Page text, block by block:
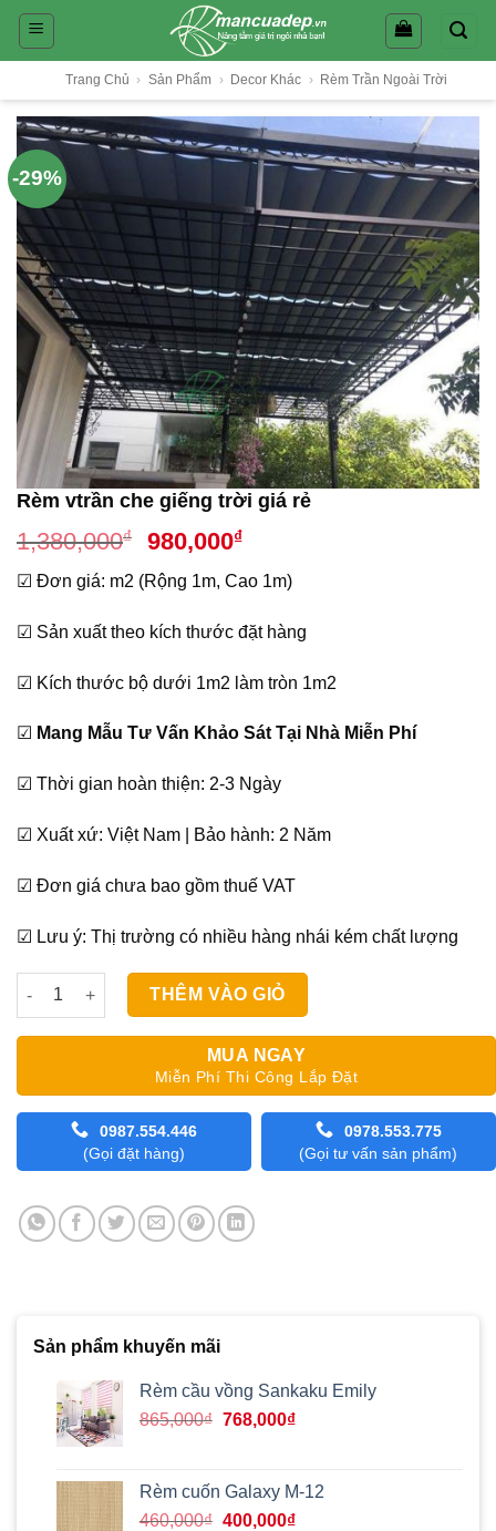
Skip
Trang Chủ › Sản Phẩm › Decor Khác › Rèm Trần Ngoài Trời
-29%
Rèm vtrần che giếng trời giá rẻ
1,380,000₫
Giá
gốc
là:
1,380,000₫.
980,000₫Giá
tại
là:
980,000₫.
☑ Đơn giá: m2 (Rộng 1m, Cao 1m)
☑ Sản xuất theo kích thước đặt hàng
☑ Kích thước bộ dưới 1m2 làm tròn 1m2
☑ Mang Mẫu Tư Vấn Khảo Sát Tại Nhà Miễn Phí
☑ Thời gian hoàn thiện: 2-3 Ngày
☑ Xuất xứ: Việt Nam | Bảo hành: 2 Năm
☑ Đơn giá chưa bao gồm thuế VAT
☑ Lưu ý: Thị trường có nhiều hàng nhái kém chất lượng
Rèm vtrần che giếng trời giá rẻ số lượng
THÊM VÀO GIỎ
MUA NGAY
Miễn Phí Thi Công Lắp Đặt
0987.554.446
(Gọi đặt hàng)
0978.553.775
(Gọi tư vấn sản phẩm)
Sản phẩm khuyến mãi
Rèm cầu vồng Sankaku Emily
865,000₫ Giá
865,000₫.
768,000₫Giá
là:
768,000₫.
Rèm cuốn Galaxy M-12
460,000₫ Giá
400,000₫Giá